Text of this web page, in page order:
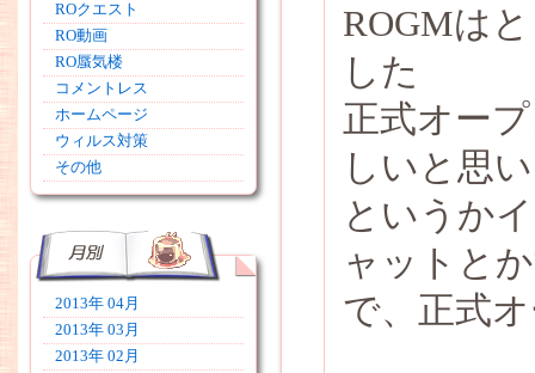
ROクエスト
RO動画
RO蜃気楼
コメントレス
ホームページ
ウィルス対策
その他
2013年 04月
2013年 03月
2013年 02月
ROGMは
した
正式オー
しいと思
というか
ャットと
で、正式